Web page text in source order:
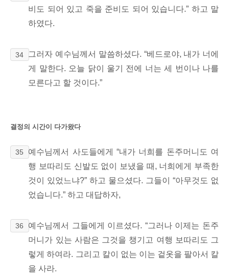
비도 되어 있고 죽을 준비도 되어 있습니다.” 하고 말
하였다.
34
그러자 예수님께서 말씀하셨다. “베드로야, 내가 너에
게 말한다. 오늘 닭이 울기 전에 너는 세 번이나 나를
모른다고 할 것이다.”
결정의 시간이 다가왔다
35
예수님께서 사도들에게 “내가 너희를 돈주머니도 여
행 보따리도 신발도 없이 보냈을 때, 너희에게 부족한
것이 있었느냐?” 하고 물으셨다. 그들이 “아무것도 없
었습니다.” 하고 대답하자,
36
예수님께서 그들에게 이르셨다. “그러나 이제는 돈주
머니가 있는 사람은 그것을 챙기고 여행 보따리도 그
렇게 하여라. 그리고 칼이 없는 이는 겉옷을 팔아서 칼
을 사라.